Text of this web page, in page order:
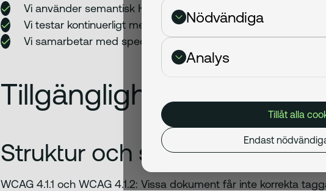
Vi använder semantisk HTML och ARIA i våra komponenter
Vi testar kontinuerligt med skärmläsare och tangentbord
Vi samarbetar med specialister och utbildar våra team
Tillgänglighetsproblem vi
Struktur och semantik
WCAG 4.1.1 och WCAG 4.1.2: Vissa dokument får inte korrekta
Nödvändiga
Analys
Tillåt alla
Endast